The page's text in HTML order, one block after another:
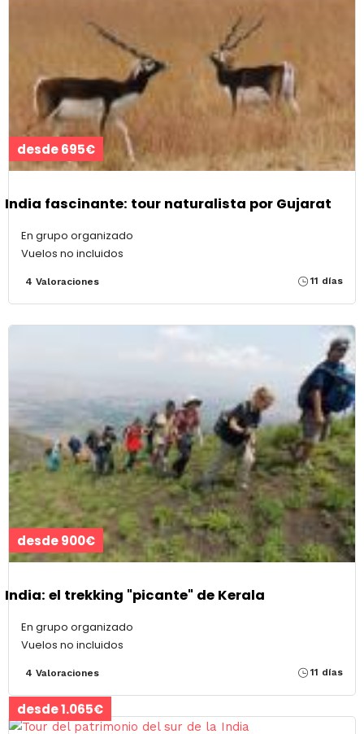
desde 695€
India fascinante: tour naturalista por Gujarat
En grupo organizado
Vuelos no incluidos
4 Valoraciones 11 días
desde 900€
India: el trekking "picante" de Kerala
En grupo organizado
Vuelos no incluidos
4 Valoraciones 11 días
desde 1.065€